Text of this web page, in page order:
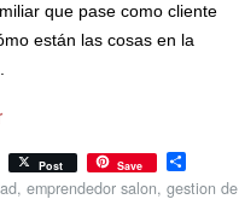
que pase como cliente
están las cosas en la
Post Save
, emprendedor salon, gestion de